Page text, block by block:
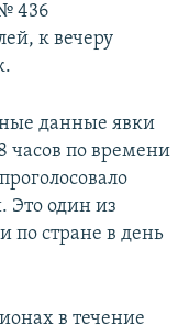
436
к вечеру
данные явки
часов по времени
Это один из
по стране в день
в течение